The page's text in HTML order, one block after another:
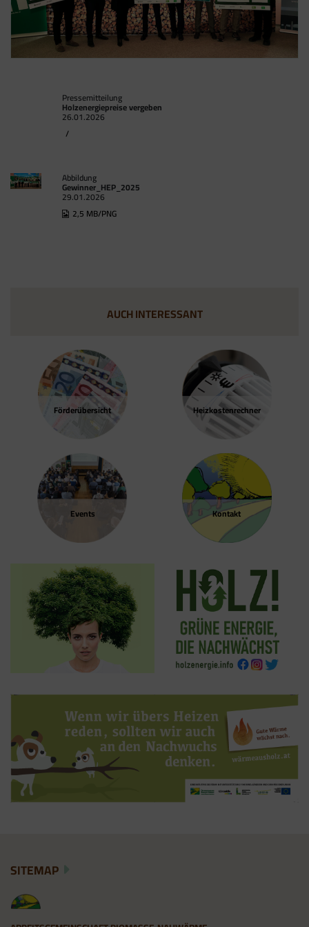
Pressemitteilung
Holzenergiepreise vergeben
26.01.2026
/
Abbildung
Gewinner_HEP_2025
29.01.2026
2,5 MB/PNG
Förder­übersicht Heizkosten­rechner
Events Kontakt
AUCH INTERESSANT
SITEMAP